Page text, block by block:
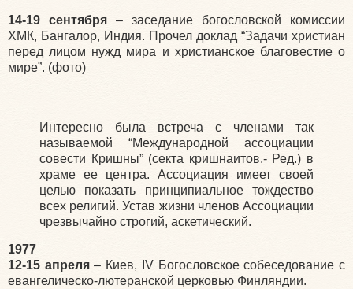
14-19 сентября – заседание богословской комиссии
ХМК, Бангалор, Индия. Прочел доклад “Задачи христиан
перед лицом нужд мира и христианское благовестие о
мире”. (фото)
Интересно была встреча с членами так
называемой “Международной ассоциации
совести Кришны” (секта кришнаитов.- Ред.) в
храме ее центра. Ассоциация имеет своей
целью показать принципиальное тождество
всех религий. Устав жизни членов Ассоциации
чрезвычайно строгий, аскетический.
1977
12-15 апреля– Киев, IV Богословское собеседование с
евангелическо-лютеранской церковью Финляндии.